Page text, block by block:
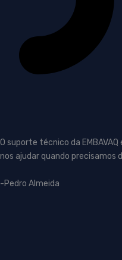
O suporte técnico da
nos ajudar quando precisamos
-Pedro Almeida